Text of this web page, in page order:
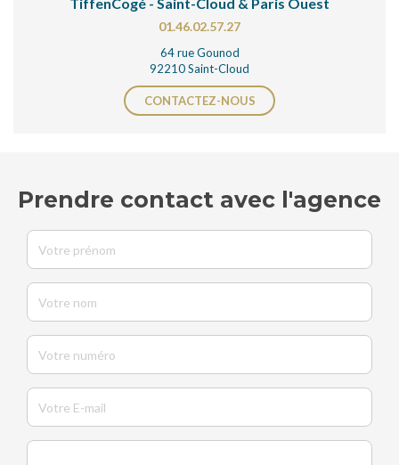
TiffenCogé - Saint-Cloud & Paris Ouest
01.46.02.57.27
64 rue Gounod
92210 Saint-Cloud
CONTACTEZ-NOUS
Prendre contact avec l'agence